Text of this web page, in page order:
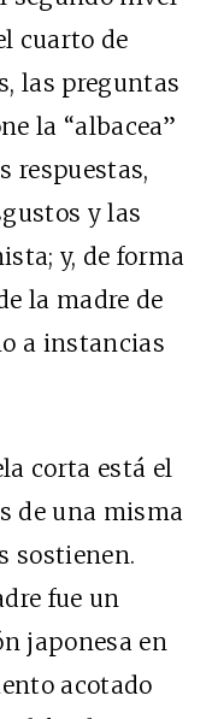
cuarto de
las preguntas
la “albacea”
respuestas,
y las
y, de forma
la madre de
a instancias
corta está el
de una misma
sostienen.
fue un
japonesa en
acotado